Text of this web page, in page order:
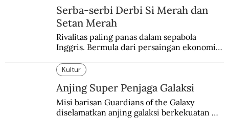
Serba-serbi Derbi Si Merah dan
Setan Merah
Rivalitas paling panas dalam sepabola
Inggris. Bermula dari persaingan ekonomi
Kultur
Anjing Super Penjaga Galaksi
Misi barisan Guardians of the Galaxy
diselamatkan anjing galaksi berkekuatan